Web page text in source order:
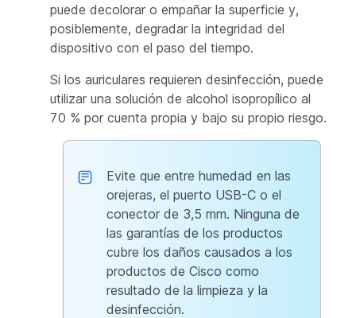
puede decolorar o empañar la superficie y,
posiblemente, degradar la integridad del
dispositivo con el paso del tiempo.
Si los auriculares requieren desinfección, puede
utilizar una solución de alcohol isopropílico al
70 % por cuenta propia y bajo su propio riesgo.
Evite que entre humedad en las
orejeras, el puerto USB-C o el
conector de 3,5 mm. Ninguna de
las garantías de los productos
cubre los daños causados a los
productos de Cisco como
resultado de la limpieza y la
desinfección.